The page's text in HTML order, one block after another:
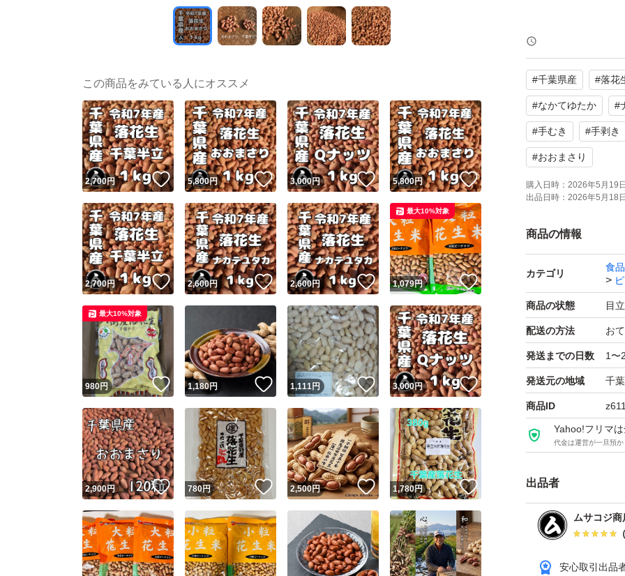
おまとめ歓迎です
ご質問お受けして
落花ぼっちで乾燥
厳選した選別のむ
食用の際は調理を
お値下げは不可と
検品はしておりま
ます、画像でご確
物ですので発送後
ので、神経質な方
ゆうパケットポス
い。
スムーズなお取引
#千葉県産
#落花生
#ピーナッツ
#むき身
#千葉県産 #落花
#なかてゆたか #
#手むき #手剥き
#おおまさり
購入日時： 2026年5月19
出品日時： 2026年5月18
商品の情報
カテゴリ
食品
商品の状態 目
配送の方法 お
発送までの日数 1〜
発送元の地域 千
商品ID
Yahoo!フリマ
代金は運営が一旦預
出品者
ムサコジ商
安心取引出品
この商品をみている人にオススメ
2,700円 いいね！
5,800円 いいね！
3,000円 いいね！
5,800円 いいね！
2,700円 いいね！
2,600円 いいね！
2,600円 いいね！
1,079円 いいね！
最大10%対象
980円 いいね！
最大10%対象
1,180円 いいね！
1,111円 いいね！
3,000円 いいね！
2,900円 いいね！
780円 いいね！
2,500円 いいね！
1,780円